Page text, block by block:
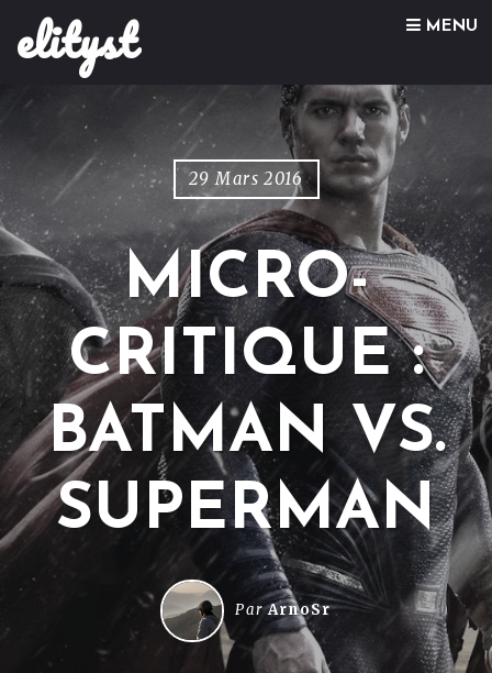
elityst MENU
Skip to content
29 Mars 2016
MICRO-
CRITIQUE :
BATMAN VS.
SUPERMAN
ParArnoSr